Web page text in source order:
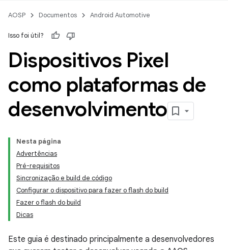
AOSP Documentos Android Automotive
Isso foi útil?
Dispositivos Pixel
como plataformas de
desenvolvimento
Nesta página
Advertências
Pré-requisitos
Sincronização e build de código
Configurar o dispositivo para fazer o flash do build
Fazer o flash do build
Dicas
Este guia é destinado principalmente a desenvolvedores